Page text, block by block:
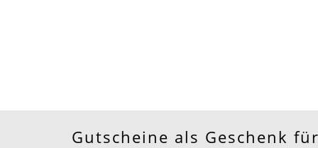
Gutscheine als Geschenk